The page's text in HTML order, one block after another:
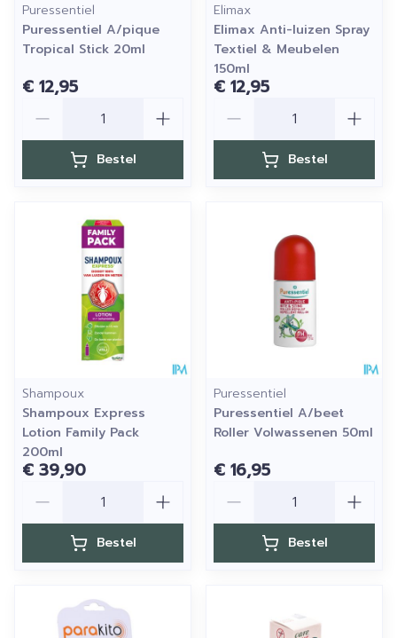
Puressentiel
Puressentiel A/pique
Tropical Stick 20ml
€ 12,95
Bestel
Elimax
Elimax Anti-luizen Spray
Textiel & Meubelen
150ml
€ 12,95
Bestel
Shampoux
Shampoux Express
Lotion Family Pack
200ml
€ 39,90
Bestel
Puressentiel
Puressentiel A/beet
Roller Volwassenen 50ml
€ 16,95
Bestel